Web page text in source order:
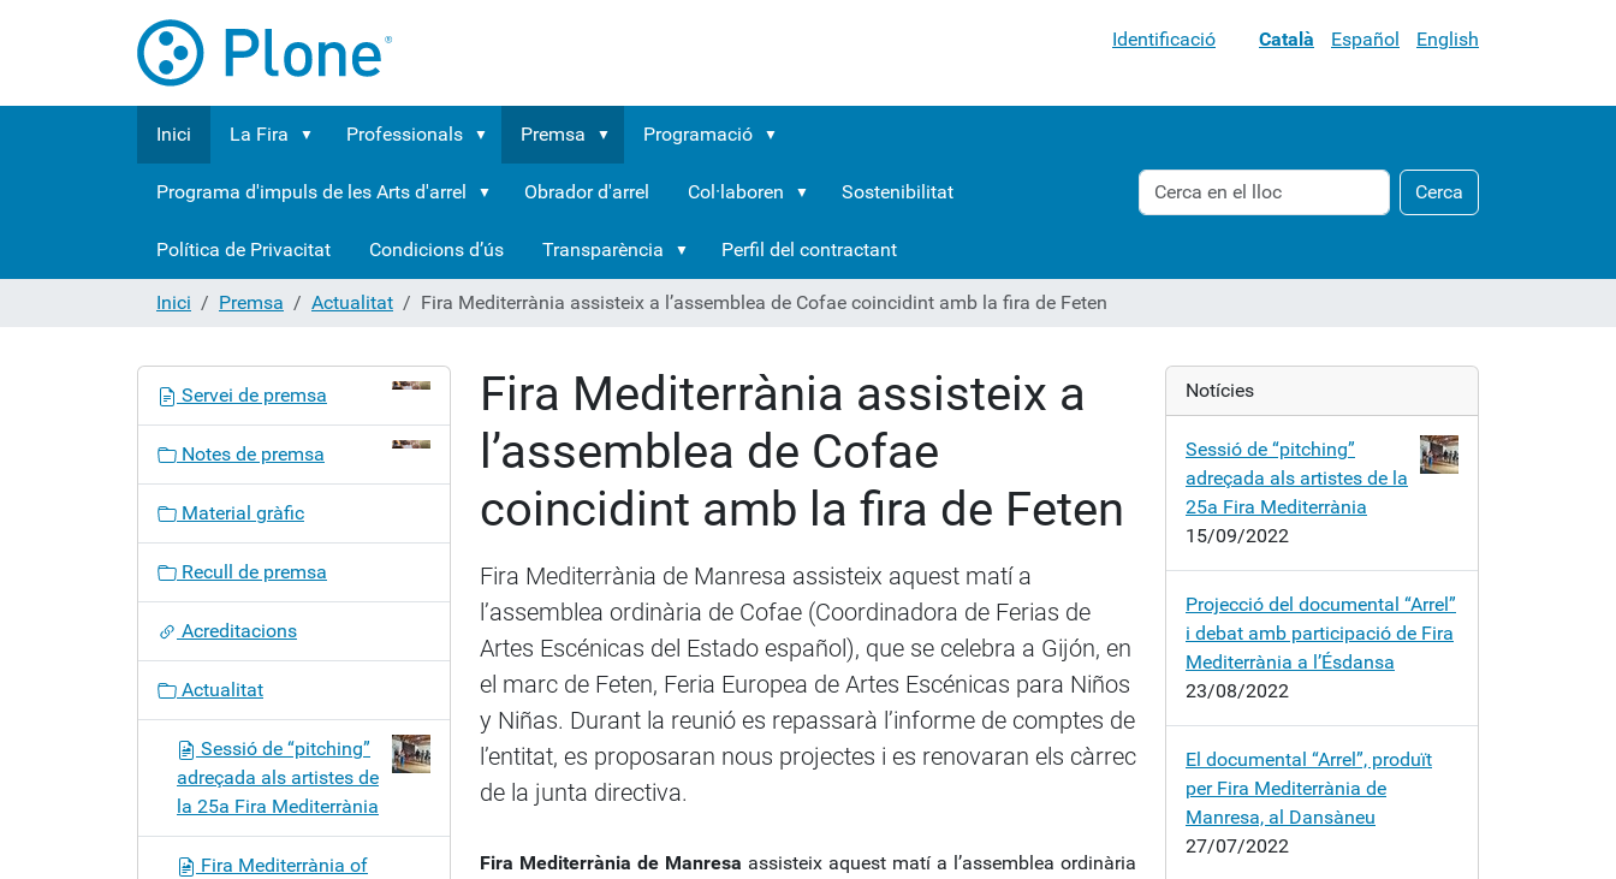
Identificació Català Español English
Inici La Fira Professionals Premsa Programació
Programa d'impuls de les Arts d'arrel Obrador d'arrel Col·laboren Sostenibilitat
Política de Privacitat Condicions d’ús Transparència Perfil del contractant
Cerca Cerca
Cerca
avançada…
Inici Premsa Actualitat Fira Mediterrània assisteix a l’assemblea de Cofae coincidint amb la fira de Feten
Fira Mediterrània assisteix a
l’assemblea de Cofae
coincidint amb la fira de Feten
Fira Mediterrània de Manresa assisteix aquest matí a
l’assemblea ordinària de Cofae (Coordinadora de Ferias de
Artes Escénicas del Estado español), que se celebra a Gijón, en
el marc de Feten, Feria Europea de Artes Escénicas para Niños
y Niñas. Durant la reunió es repassarà l’informe de comptes de
l’entitat, es proposaran nous projectes i es renovaran els càrrec
de la junta directiva.
Fira Mediterrània de Manresa assisteix aquest matí a l’assemblea ordinària
ó
Servei de premsa
Notes de premsa
Material gràfic
Recull de premsa
Acreditacions
Actualitat
Sessió de “pitching”
adreçada als artistes de
la 25a Fira Mediterrània
Fira Mediterrània of
Notícies
Sessió de “pitching”
adreçada als artistes de la
25a Fira Mediterrània
15/09/2022
Projecció del documental “Arrel”
i debat amb participació de Fira
Mediterrània a l’Ésdansa
23/08/2022
El documental “Arrel”, produït
per Fira Mediterrània de
Manresa, al Dansàneu
27/07/2022